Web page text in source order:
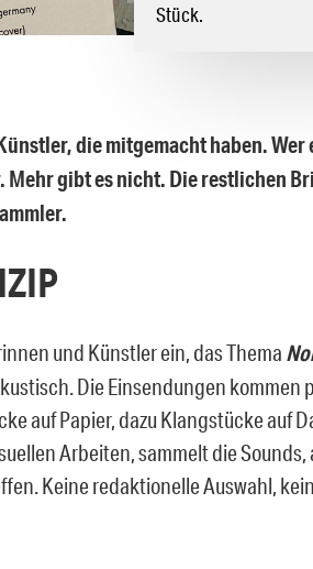
Stück.
die mitgemacht haben.
Mehr gibt es nicht. Die restlichen
und Künstler ein, das Thema
Die Einsendungen kommen
auf Papier, dazu Klangstücke auf
Arbeiten, sammelt die
Keine redaktionelle Auswahl,